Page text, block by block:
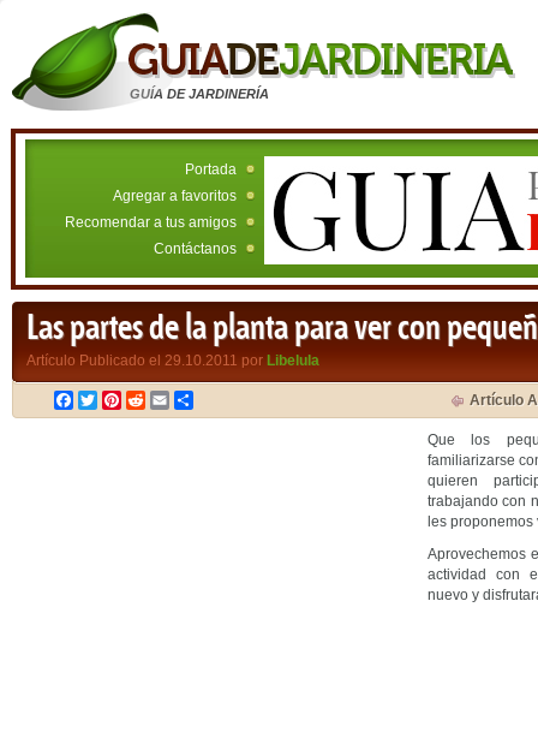
GUÍA DE JARDINERÍA
Portada
Agregar a favoritos
Recomendar a tus amigos
Contáctanos
Las partes de la planta para ver con
Artículo Publicado el 29.10.2011 por Libelula
Facebook
TwitterPinterest
RedditEmail Artículo
Que los
familiarizarse
quieren
trabajando con
les
Aprovechemos
actividad con
nuevo y